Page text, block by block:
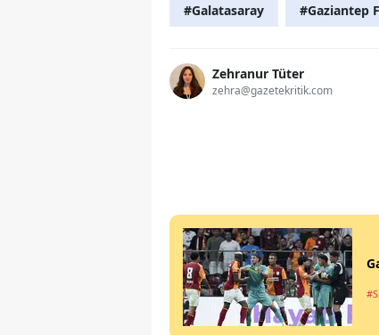
#Galatasaray #Gaziantep
Zehranur Tüter
zehra@gazetekritik.com